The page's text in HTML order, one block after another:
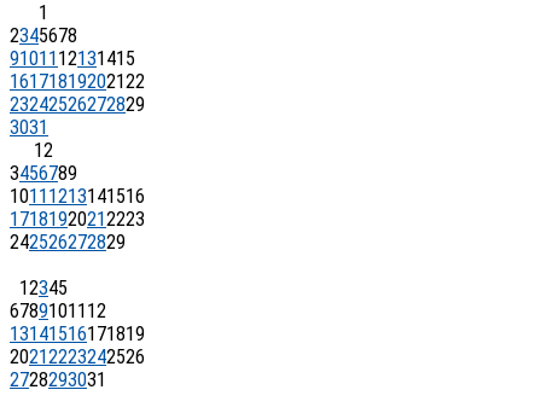
1
2345678
91011 12131415
16171819202122
23242526272829
3031
12
3456789
1011 1213141516
17181920212223
242526272829
12345
67891011 12
13141516171819
20212223242526
2728293031